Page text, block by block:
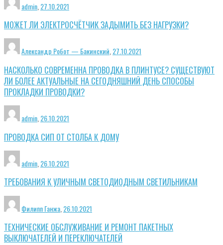
admin 27.10.2021
МОЖЕТ ЛИ ЭЛЕКТРОСЧЁТЧИК ЗАДЫМИТЬ БЕЗ НАГРУЗКИ?
Александр Робот — Бакинский,27.10.2021
НАСКОЛЬКО СОВРЕМЕННА ПРОВОДКА В ПЛИНТУСЕ? СУЩЕСТВУЮТ
ЛИ БОЛЕЕ АКТУАЛЬНЫЕ НА СЕГОДНЯШНИЙ ДЕНЬ СПОСОБЫ
ПРОКЛАДКИ ПРОВОДКИ?
admin 26.10.2021
ПРОВОДКА СИП ОТ СТОЛБА К ДОМУ
admin 26.10.2021
ТРЕБОВАНИЯ К УЛИЧНЫМ СВЕТОДИОДНЫМ СВЕТИЛЬНИКАМ
Филипп Ганжа 26.10.2021
ТЕХНИЧЕСКИЕ ОБСЛУЖИВАНИЕ И РЕМОНТ ПАКЕТНЫХ
ВЫКЛЮЧАТЕЛЕЙ И ПЕРЕКЛЮЧАТЕЛЕЙ